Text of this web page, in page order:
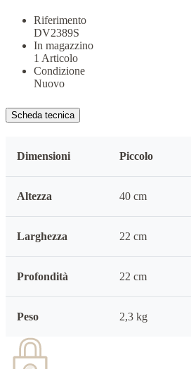
Riferimento
DV2389S
In magazzino
1 Articolo
Condizione
Nuovo
Scheda tecnica
Dimensioni Piccolo
Altezza 40 cm
Larghezza 22 cm
Profondità 22 cm
Peso 2,3 kg